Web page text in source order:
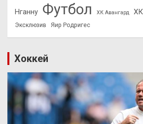
Нганну Футбол ХК Авангард
Эксклюзив Яир Родригес
Хоккей